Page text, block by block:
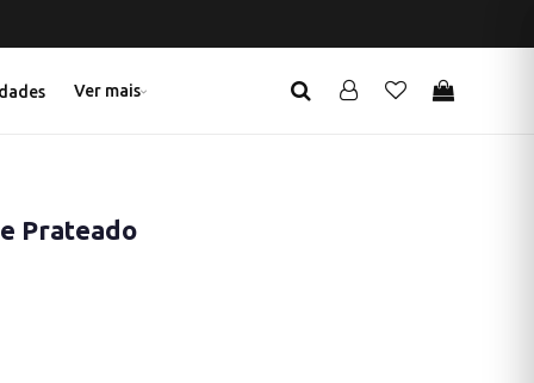
Ver mais
Prateado